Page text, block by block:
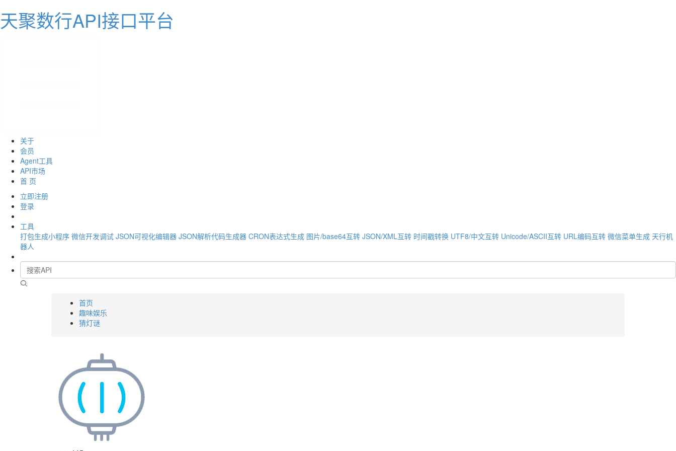
天聚数行API接口平台
关于
会员
Agent工具
API市场
首 页
立即注册
登录
工具
打包生成小程序 微信开发调试 JSON可视化编辑器 JSON解析代码生成器 CRON表达式生成 图片/base64互转 JSON/XML互转 时间戳转换 UTF8/中文互转 Unicode/ASCII互转 URL编码互转 微信菜单生成 天行机
器人
首页
趣味娱乐
猜灯谜